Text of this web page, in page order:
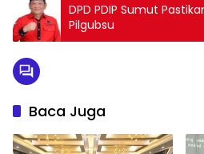
DPD PDIP Sumut
Pilgubsu
Baca Juga